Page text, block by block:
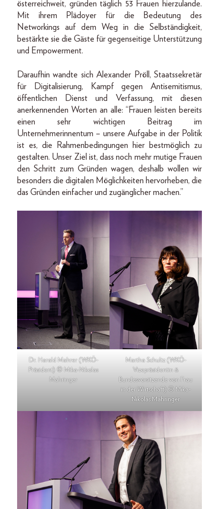
österreichweit, gründen täglich 53 Frauen hierzulande.
Mit ihrem Plädoyer für die Bedeutung des
Networkings auf dem Weg in die Selbständigkeit,
bestärkte sie die Gäste für gegenseitige Unterstützung
und Empowerment.
Daraufhin wandte sich Alexander Pröll, Staatssekretär
für Digitalisierung, Kampf gegen Antisemitismus,
öffentlichen Dienst und Verfassung, mit diesen
anerkennenden Worten an alle: “Frauen leisten bereits
einen sehr wichtigen Beitrag im
Unternehmerinnentum – unsere Aufgabe in der Politik
ist es, die Rahmenbedingungen hier bestmöglich zu
gestalten. Unser Ziel ist, dass noch mehr mutige Frauen
den Schritt zum Gründen wagen, deshalb wollen wir
besonders die digitalen Möglichkeiten hervorheben, die
das Gründen einfacher und zugänglicher machen.”
Dr. Harald Mahrer (WKÖ-
Präsident) © Mika-Nikolas
Mahringer
Martha Schultz (WKÖ-
Vizepräsidentin &
Bundesvorsitzende von Frau
in der Wirtschaft) © Mika-
Nikolas Mahringer